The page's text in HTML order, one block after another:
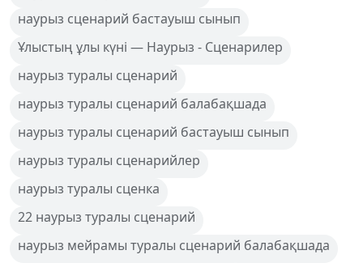
наурыз сценарий бастауыш сынып
Ұлыстың ұлы күні — Наурыз - Сценарилер
наурыз туралы сценарий
наурыз туралы сценарий балабақшада
наурыз туралы сценарий бастауыш сынып
наурыз туралы сценарийлер
наурыз туралы сценка
22 наурыз туралы сценарий
наурыз мейрамы туралы сценарий балабақшада